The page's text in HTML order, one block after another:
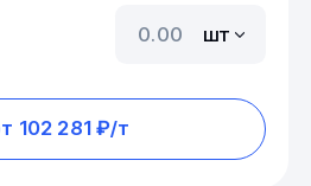
шт
102 281 ₽/т